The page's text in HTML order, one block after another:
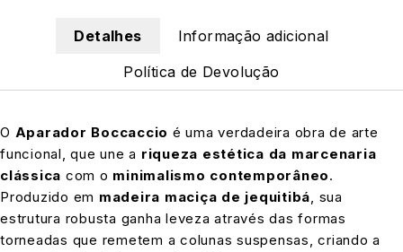
Detalhes
Informação adicional
Política de Devolução
O Aparador Boccaccio é uma verdadeira obra de arte
funcional, que une a riqueza estética da marcenaria
clássica com o minimalismo contemporâneo.
Produzido em madeira maciça de jequitibá, sua
estrutura robusta ganha leveza através das formas
torneadas que remetem a colunas suspensas, criando a